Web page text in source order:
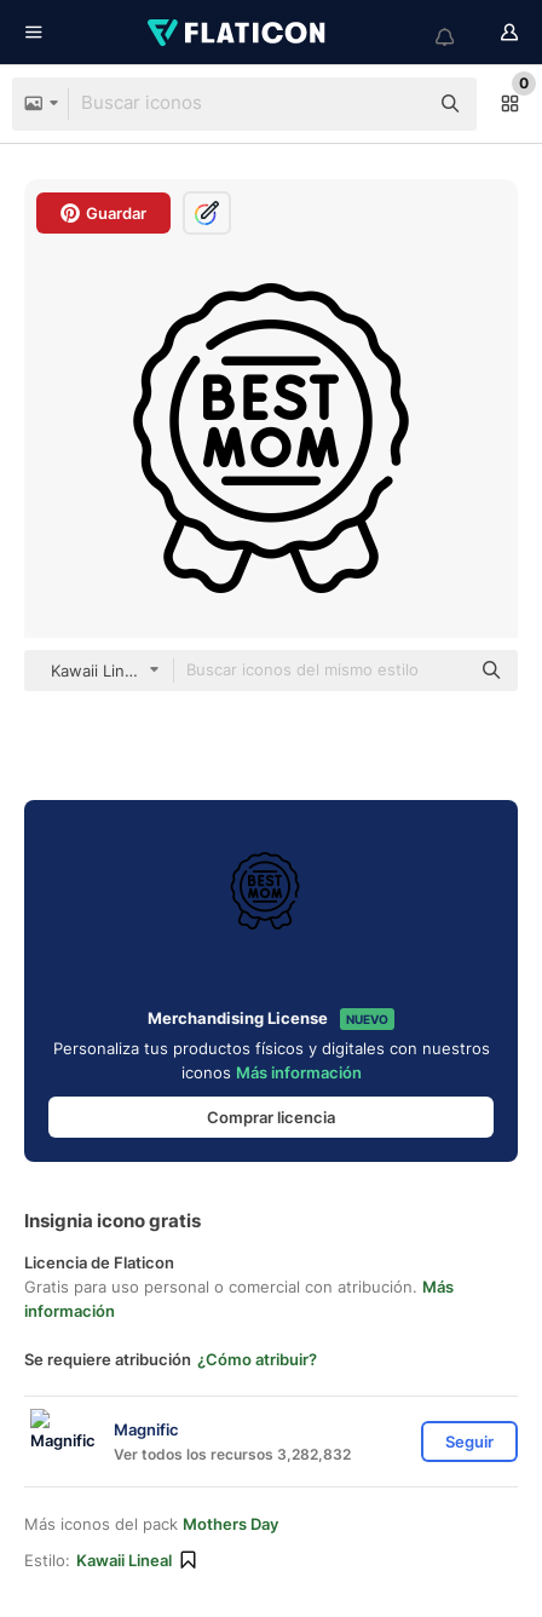
0
Guardar
Kawaii Lineal
Merchandising License NUEVO
Personaliza tus productos físicos y digitales con nuestros
iconos Más información
Comprar licencia
Insignia icono gratis
Licencia de Flaticon
Gratis para uso personal o comercial con atribución. Más
información
Se requiere atribución ¿Cómo atribuir?
Magnific
Ver todos los recursos 3,282,832
Seguir
Más iconos del pack Mothers Day
Estilo: Kawaii Lineal